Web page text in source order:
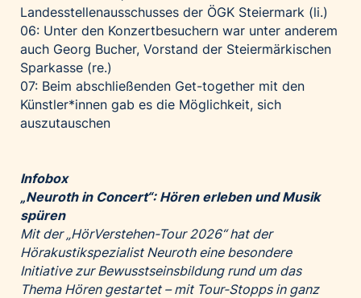
Landesstellenausschusses der ÖGK Steiermark (li.)
06: Unter den Konzertbesuchern war unter anderem
auch Georg Bucher, Vorstand der Steiermärkischen
Sparkasse (re.)
07: Beim abschließenden Get-together mit den
Künstler*innen gab es die Möglichkeit, sich
auszutauschen
Infobox
„Neuroth in Concert“: Hören erleben und Musik
spüren
Mit der „HörVerstehen-Tour 2026“ hat der
Hörakustikspezialist Neuroth eine besondere
Initiative zur Bewusstseinsbildung rund um das
Thema Hören gestartet – mit Tour-Stopps in ganz